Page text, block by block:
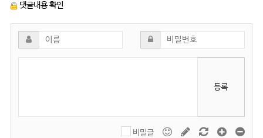
댓글내용 확인
등록
비밀글